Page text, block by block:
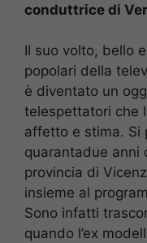
conduttrice di
Il suo volto, bello
popolari della
è diventato un
telespettatori che
affetto e stima. Si
quarantadue anni
provincia di
insieme al
Sono infatti
quando l’ex